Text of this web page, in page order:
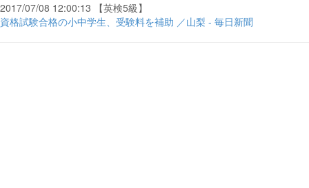
2017/07/08 12:00:13 【英検5級】
資格試験合格の小中学生、受験料を補助 ／山梨 - 毎日新聞